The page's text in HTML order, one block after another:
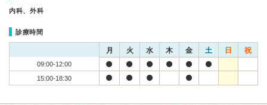
内科、外科
診療時間
月 火 水 木 金 土 日 祝
09:00-12:00
15:00-18:30